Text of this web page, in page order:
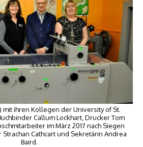
mit ihren Kollegen der University of St.
Callum Lockhart, Drucker Tom
im März 2017 nach Siegen
Cathcart und Sekretärin Andrea
Baird.